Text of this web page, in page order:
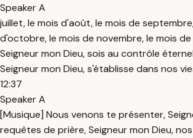
Speaker A
juillet, le mois d'août, le mois de
d'octobre, le mois de novembre, le mois
Seigneur mon Dieu, sois au contrôle
Seigneur mon Dieu, s'établisse dans nos
12:37
Speaker A
[Musique] Nous venons te présenter,
requêtes de prière, Seigneur mon Dieu,